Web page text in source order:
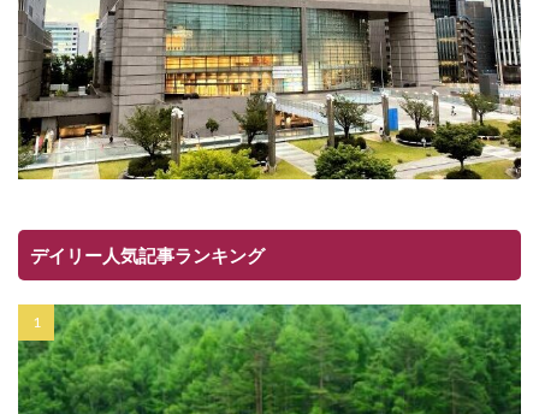
デイリー人気記事ランキング